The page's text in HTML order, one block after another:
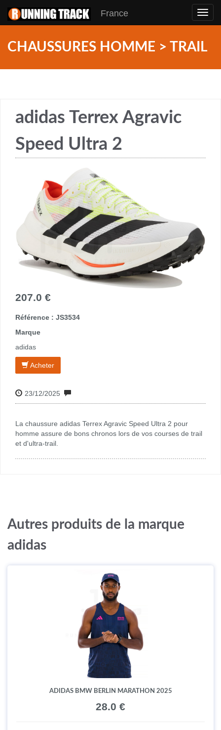
France
CHAUSSURES HOMME > TRAIL
adidas Terrex Agravic
Speed Ultra 2
207.0 €
Référence : JS3534
Marque
adidas
Acheter
23/12/2025
La chaussure adidas Terrex Agravic Speed Ultra 2 pour
homme assure de bons chronos lors de vos courses de trail
et d'ultra-trail.
Autres produits de la marque
adidas
ADIDAS BMW BERLIN MARATHON 2025
28.0 €